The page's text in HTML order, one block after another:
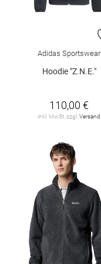
Adidas Sportswear
Hoodie "Z.N.E."
110,00 €
inkl. MwSt. zzgl. Versand